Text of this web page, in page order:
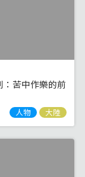
：苦中作樂的前
人物 大陸